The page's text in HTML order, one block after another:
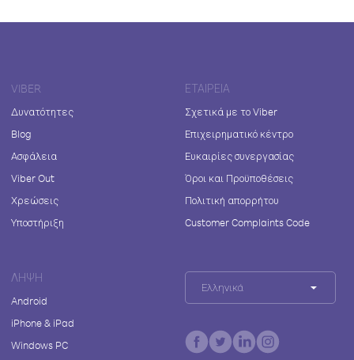
VIBER
Δυνατότητες
Blog
Ασφάλεια
Viber Out
Χρεώσεις
Υποστήριξη
ΕΤΑΙΡΕΊΑ
Σχετικά με το Viber
Επιχειρηματικό κέντρο
Ευκαιρίες συνεργασίας
Όροι και Προϋποθέσεις
Πολιτική απορρήτου
Customer Complaints Code
ΛΉΨΗ
Android
iPhone & iPad
Windows PC
Ελληνικά